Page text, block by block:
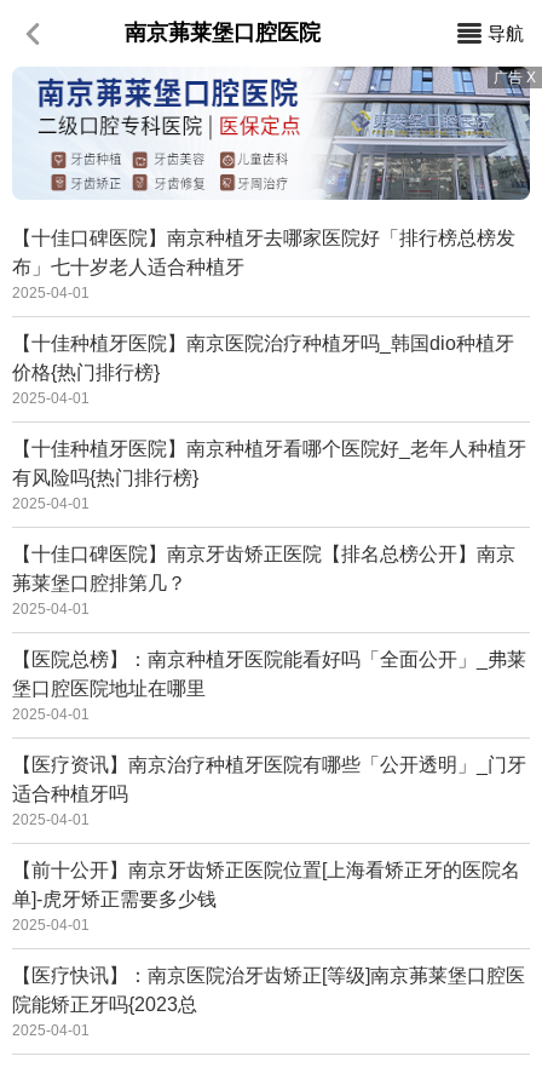
南京茀莱堡口腔医院 导航
【十佳口碑医院】南京种植牙去哪家医院好「排行榜总榜发
布」七十岁老人适合种植牙
2025-04-01
【十佳种植牙医院】南京医院治疗种植牙吗_韩国dio种植牙
价格{热门排行榜}
2025-04-01
【十佳种植牙医院】南京种植牙看哪个医院好_老年人种植牙
有风险吗{热门排行榜}
2025-04-01
【十佳口碑医院】南京牙齿矫正医院【排名总榜公开】南京
茀莱堡口腔排第几？
2025-04-01
【医院总榜】：南京种植牙医院能看好吗「全面公开」_弗莱
堡口腔医院地址在哪里
2025-04-01
【医疗资讯】南京治疗种植牙医院有哪些「公开透明」_门牙
适合种植牙吗
2025-04-01
【前十公开】南京牙齿矫正医院位置[上海看矫正牙的医院名
单]-虎牙矫正需要多少钱
2025-04-01
【医疗快讯】：南京医院治牙齿矫正[等级]南京茀莱堡口腔医
院能矫正牙吗{2023总
2025-04-01